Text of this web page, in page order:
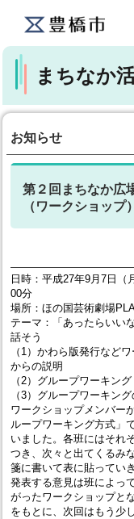
まちなか
お知らせ
第２回まちなか広
（ワークショップ
日時：平成27年9月7日（
00分
場所：ほの国芸術劇場
テーマ：
「あったらいい
話そう
（1）かわら版発行など
からの説明
（2）グループワーキング
（3）グループワーキン
ワークショップメンバー
ループワーキング方式」
いました。各班にはそれ
つき、次々と出てくるみ
箋に書いて表に貼ってい
発表する意見は班によっ
がったワークショップと
をもとに、次回はもう少